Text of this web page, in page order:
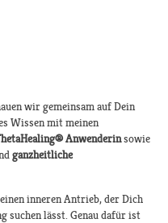
wir gemeinsam auf Dein
Wissen mit meinen
Anwenderinsowie
ganzheitliche
inneren Antrieb, der Dich
suchen lässt. Genau dafür ist